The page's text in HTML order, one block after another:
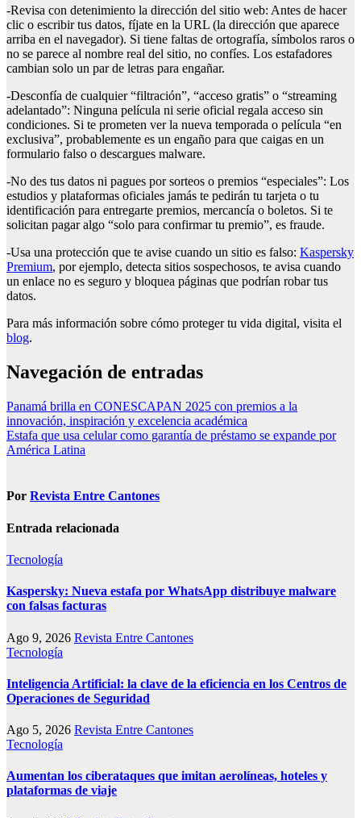
-Revisa con detenimiento la dirección del sitio web: Antes de hacer
clic o escribir tus datos, fíjate en la URL (la dirección que aparece
arriba en el navegador). Si tiene faltas de ortografía, símbolos raros o
no se parece al nombre real del sitio, no confíes. Los estafadores
cambian solo un par de letras para engañar.
-Desconfía de cualquier “filtración”, “acceso gratis” o “streaming
adelantado”: Ninguna película ni serie oficial regala acceso sin
condiciones. Si te prometen ver la nueva temporada o película “en
exclusiva”, probablemente es un engaño para que caigas en un
formulario falso o descargues malware.
-No des tus datos ni pagues por sorteos o premios “especiales”: Los
estudios y plataformas oficiales jamás te pedirán tu tarjeta o tu
identificación para entregarte premios, mercancía o boletos. Si te
solicitan pagar algo “solo para confirmar tu premio”, es fraude.
-Usa una protección que te avise cuando un sitio es falso: Kaspersky
Premium, por ejemplo, detecta sitios sospechosos, te avisa cuando
un enlace no es seguro y bloquea páginas que podrían robar tus
datos.
Para más información sobre cómo proteger tu vida digital, visita el
blog.
Navegación de entradas
Panamá brilla en CONESCAPAN 2025 con premios a la
innovación, inspiración y excelencia académica
Estafa que usa celular como garantía de préstamo se expande por
América Latina
Por Revista Entre Cantones
Entrada relacionada
Tecnología
Kaspersky: Nueva estafa por WhatsApp distribuye malware
con falsas facturas
Ago 9, 2026 Revista Entre Cantones
Tecnología
Inteligencia Artificial: la clave de la eficiencia en los Centros de
Operaciones de Seguridad
Ago 5, 2026 Revista Entre Cantones
Tecnología
Aumentan los ciberataques que imitan aerolíneas, hoteles y
plataformas de viaje